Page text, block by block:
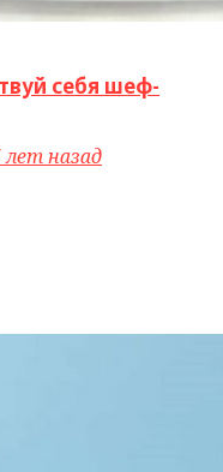
себя шеф-
лет назад